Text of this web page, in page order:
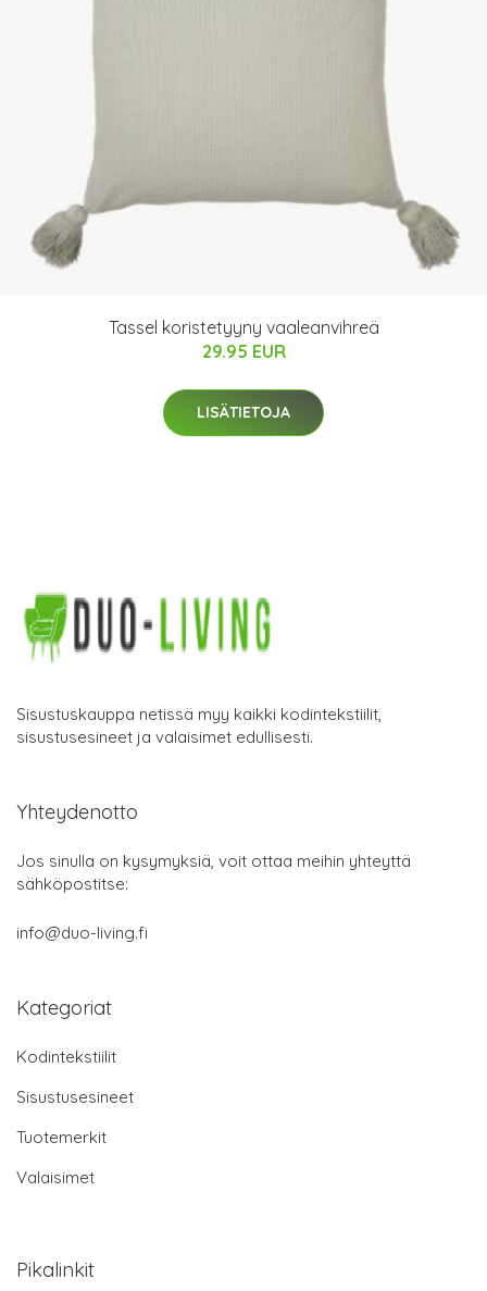
Tassel koristetyyny vaaleanvihreä
29.95 EUR
LISÄTIETOJA
Sisustuskauppa netissä myy kaikki kodintekstiilit,
sisustusesineet ja valaisimet edullisesti.
Yhteydenotto
Jos sinulla on kysymyksiä, voit ottaa meihin yhteyttä
sähköpostitse:
info@duo-living.fi
Kategoriat
Kodintekstiilit
Sisustusesineet
Tuotemerkit
Valaisimet
Pikalinkit